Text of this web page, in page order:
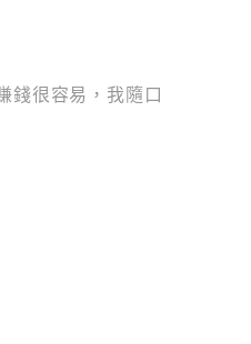
錢很容易，我隨口